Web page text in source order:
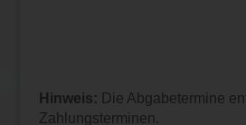
Hinweis: Die Abgabetermine
Zahlungsterminen.